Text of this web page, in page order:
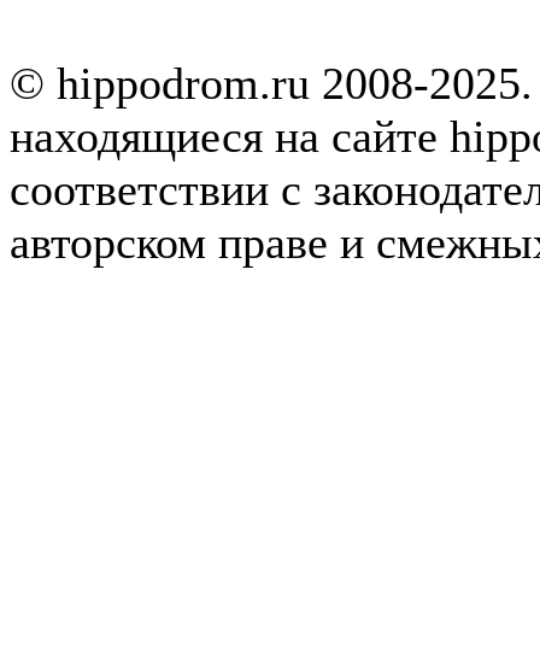
© hippodrom.ru 2008-
находящиеся на сайте
соответствии с
авторском праве и